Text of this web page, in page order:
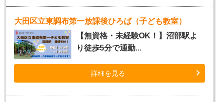
大田区立東調布第一放課後ひろば（子ども教室）
【無資格・未経験OK！】沼部駅よ
り徒歩5分で通勤...
詳細を見る